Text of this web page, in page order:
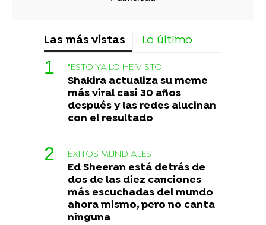
Las más vistas Lo último
"ESTO YA LO HE VISTO"
Shakira actualiza su meme
más viral casi 30 años
después y las redes alucinan
con el resultado
ÉXITOS MUNDIALES
Ed Sheeran está detrás de
dos de las diez canciones
más escuchadas del mundo
ahora mismo, pero no canta
ninguna